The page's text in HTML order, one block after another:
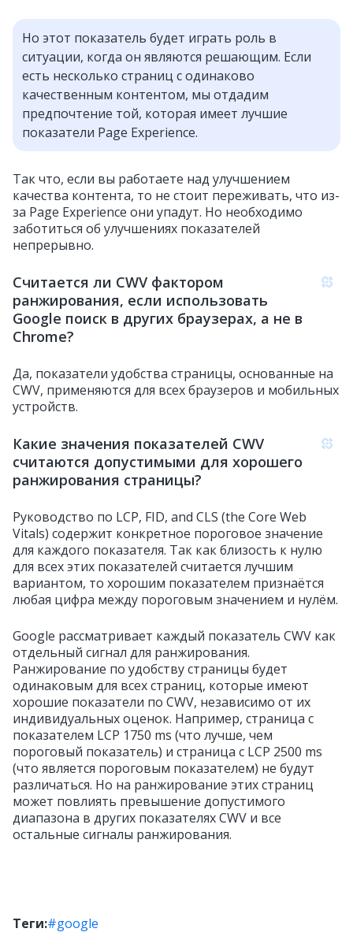
Но этот показатель будет играть роль в
ситуации, когда он являются решающим. Если
есть несколько страниц с одинаково
качественным контентом, мы отдадим
предпочтение той, которая имеет лучшие
показатели Page Experience.
Так что, если вы работаете над улучшением
качества контента, то не стоит переживать, что из-
за Page Experience они упадут. Но необходимо
заботиться об улучшениях показателей
непрерывно.
Считается ли CWV фактором
ранжирования, если использовать
Google поиск в других браузерах, а не в
Chrome?
Да, показатели удобства страницы, основанные на
CWV, применяются для всех браузеров и мобильных
устройств.
Какие значения показателей CWV
считаются допустимыми для хорошего
ранжирования страницы?
Руководство по LCP, FID, and CLS (the Core Web
Vitals) содержит конкретное пороговое значение
для каждого показателя. Так как близость к нулю
для всех этих показателей считается лучшим
вариантом, то хорошим показателем признаётся
любая цифра между пороговым значением и нулём.
Google рассматривает каждый показатель CWV как
отдельный сигнал для ранжирования.
Ранжирование по удобству страницы будет
одинаковым для всех страниц, которые имеют
хорошие показатели по CWV, независимо от их
индивидуальных оценок. Например, страница с
показателем LCP 1750 ms (что лучше, чем
пороговый показатель) и страница с LCP 2500 ms
(что является пороговым показателем) не будут
различаться. Но на ранжирование этих страниц
может повлиять превышение допустимого
диапазона в других показателях CWV и все
остальные сигналы ранжирования.
Теги:#google